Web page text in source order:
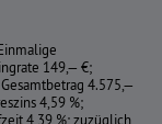
149,— €;
4.575,—
4,59 %;
4,39 %; zuzüglich